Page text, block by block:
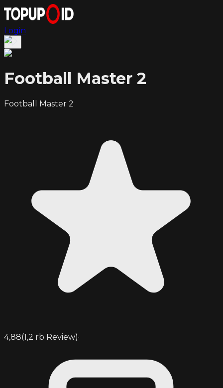
Login
Football Master 2
Football Master 2
4,88(1,2 rb Review)·